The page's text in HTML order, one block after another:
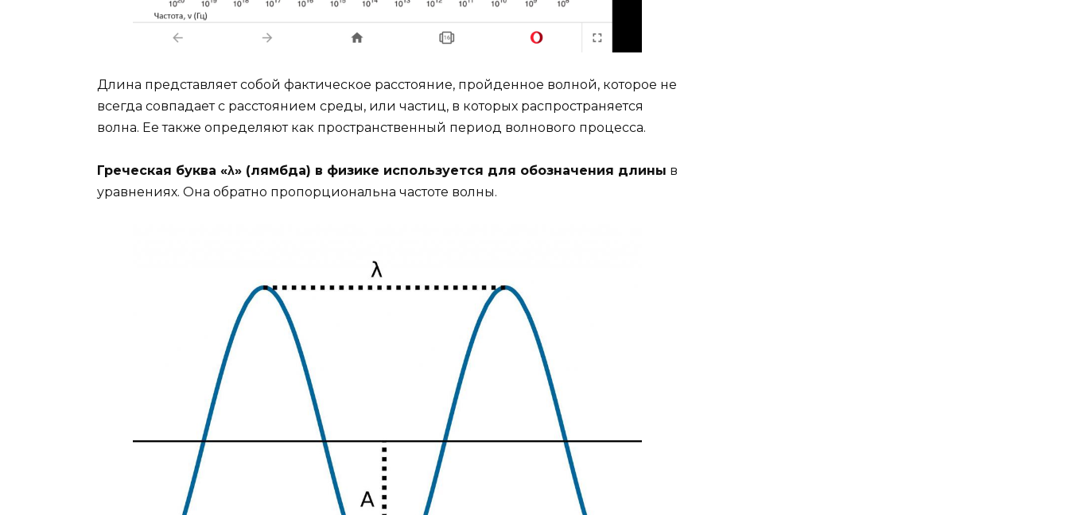
Длина представляет собой фактическое расстояние, пройденное волной, которое не
всегда совпадает с расстоянием среды, или частиц, в которых распространяется
волна. Ее также определяют как пространственный период волнового процесса.
Греческая буква «λ» (лямбда) в физике используется для обозначения длины в
уравнениях. Она обратно пропорциональна частоте волны.